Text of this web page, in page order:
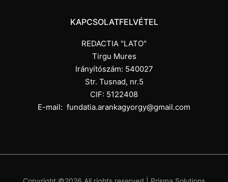
KAPCSOLATFELVÉTEL
REDACTIA "LATO"
Tirgu Mures
Irányítószám: 540027
Str. Tusnad, nr.5
CIF: 5122408
E-mail: fundatia.arankagyorgy@gmail.com